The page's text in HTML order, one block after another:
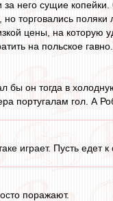
него сущие
торговались
цены, на которую
на польское
бы он тогда в
португалам гол. А
играет. Пусть едет
поражают.